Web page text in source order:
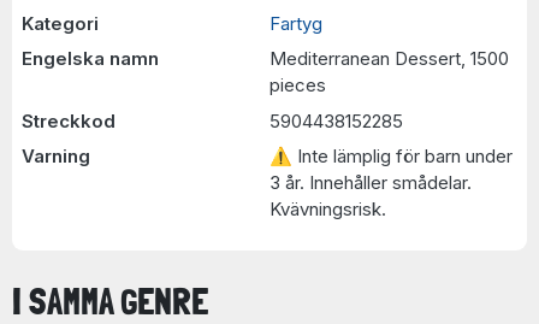
Kategori
Fartyg
Engelska namn
Mediterranean Dessert, 1500
pieces
Streckkod
5904438152285
Varning
⚠ Inte lämplig för barn under
3 år. Innehåller smådelar.
Kvävningsrisk.
I SAMMA GENRE